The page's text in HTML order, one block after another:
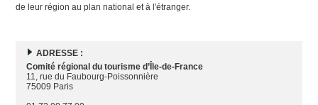
de leur région au plan national et à l'étranger.
ADRESSE :
Comité régional du tourisme d’Île-de-France
11, rue du Faubourg-Poissonnière
75009 Paris